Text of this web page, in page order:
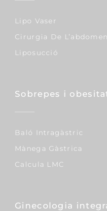
Lipo Vaser
Cirurgia De L’abdomen
Liposucció
Sobrepes i
Baló Intragàstric
Mànega Gàstrica
Calcula LMC
Ginecologia